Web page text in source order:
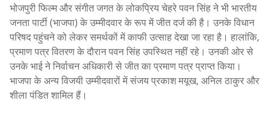
भोजपुरी फिल्म और संगीत जगत के लोकप्रिय चेहरे पवन सिंह ने भी भारतीय
जनता पार्टी (भाजपा) के उम्मीदवार के रूप में जीत दर्ज की है। उनके विधान
परिषद पहुंचने को लेकर समर्थकों में काफी उत्साह देखा जा रहा है। हालांकि,
प्रमाण पत्र वितरण के दौरान पवन सिंह उपस्थित नहीं रहे। उनकी ओर से
उनके भाई ने निर्वाचन अधिकारी से जीत का प्रमाण पत्र प्राप्त किया।
भाजपा के अन्य विजयी उम्मीदवारों में संजय प्रकाश मयूख, अनिल ठाकुर और
शीला पंडित शामिल हैं।